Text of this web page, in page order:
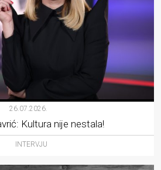
26.07.2026.
Kultura nije nestala!
INTERVJU